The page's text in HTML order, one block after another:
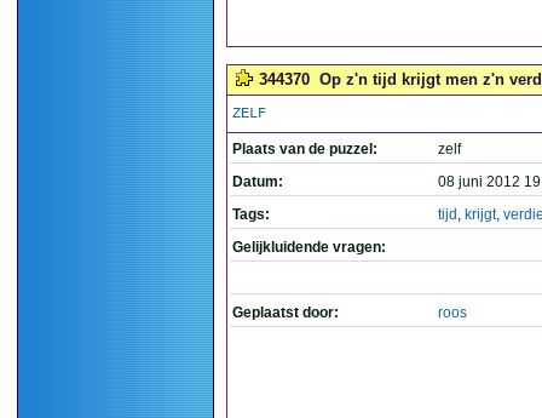
344370 Op z'n tijd krijgt men z'n
ZELF
Plaats van de puzzel:
zelf
Datum:
08 juni 2012
Tags:
tijd , krijgt,
Gelijkluidende vragen:
Geplaatst door: roos